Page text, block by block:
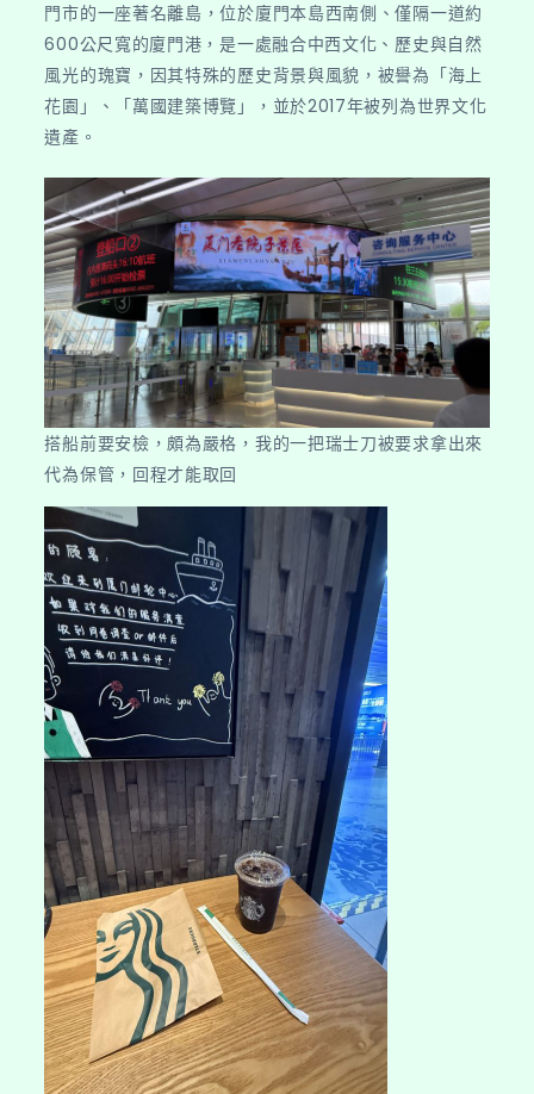
門市的一座著名離島，位於廈門本島西南側、僅隔一道約
600公尺寬的廈門港，是一處融合中西文化、歷史與自然
風光的瑰寶，因其特殊的歷史背景與風貌，被譽為「海上
花園」、「萬國建築博覽」，並於2017年被列為世界文化
遺產。
搭船前要安檢，頗為嚴格，我的一把瑞士刀被要求拿出來
代為保管，回程才能取回